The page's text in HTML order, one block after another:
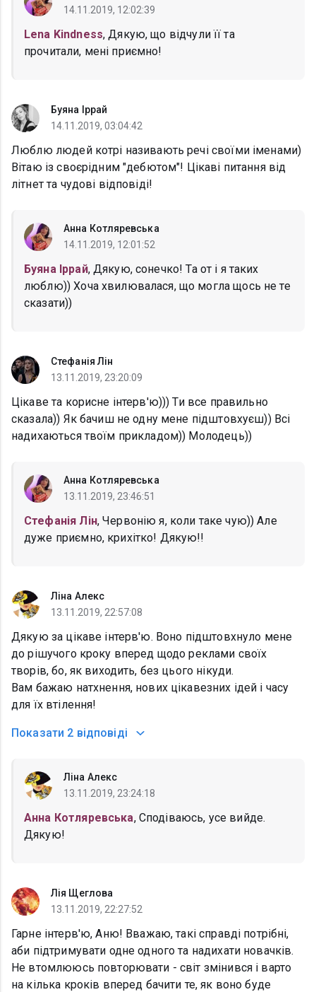
14.11.2019, 12:02:39
Lena Kindness, Дякую, що відчули її та
прочитали, мені приємно!
Буяна Іррай
14.11.2019, 03:04:42
Люблю людей котрі називають речі своїми іменами)
Вітаю із своєрідним "дебютом"! Цікаві питання від
літнет та чудові відповіді!
Анна Котляревська
14.11.2019, 12:01:52
Буяна Іррай, Дякую, сонечко! Та от і я таких
люблю)) Хоча хвилювалася, що могла щось не те
сказати))
Стефанія Лін
13.11.2019, 23:20:09
Цікаве та корисне інтерв'ю))) Ти все правильно
сказала)) Як бачиш не одну мене підштовхуєш)) Всі
надихаються твоїм прикладом)) Молодець))
Анна Котляревська
13.11.2019, 23:46:51
Стефанія Лін, Червонію я, коли таке чую)) Але
дуже приємно, крихітко! Дякую!!
Ліна Алекс
13.11.2019, 22:57:08
Дякую за цікаве інтерв'ю. Воно підштовхнуло мене
до рішучого кроку вперед щодо реклами своїх
творів, бо, як виходить, без цього нікуди.
Вам бажаю натхнення, нових цікавезних ідей і часу
для їх втілення!
Показати 2 відповіді
Ліна Алекс
13.11.2019, 23:24:18
Анна Котляревська, Сподіваюсь, усе вийде.
Дякую!
Лія Щеглова
13.11.2019, 22:27:52
Гарне інтерв'ю, Аню! Вважаю, такі справді потрібні,
аби підтримувати одне одного та надихати новачків.
Не втомлююсь повторювати - світ змінився і варто
на кілька кроків вперед бачити те, як воно буде